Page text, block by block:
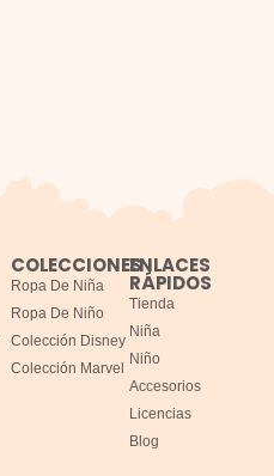
COLECCIONES
Ropa De Niña
Ropa De Niño
Colección Disney
Colección Marvel
ENLACES
RÁPIDOS
Tienda
Niña
Niño
Accesorios
Licencias
Blog